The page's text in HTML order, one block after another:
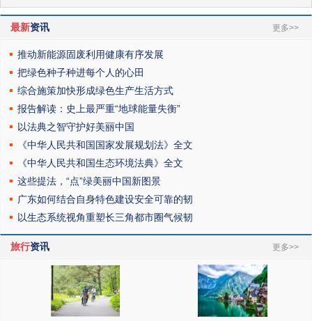
最新资讯 更多>>
推动新能源固废利用健康有序发展
把绿色种子种进每个人的心田
综合施策加快形成绿色生产生活方式
报告解读：史上最严重“地球能量失衡”
以法典之智守护好美丽中国
《中华人民共和国国家发展规划法》全文
《中华人民共和国生态环境法典》全文
这些提法，“点”绿美丽中国新图景
广东如何结合自身特色建设安全可靠的韧
以生态系统视角重塑长三角都市圈气候韧
旅行资讯 更多>>